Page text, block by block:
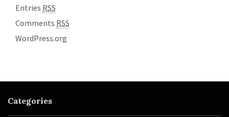
Entries RSS
Comments RSS
WordPress.org
Categories